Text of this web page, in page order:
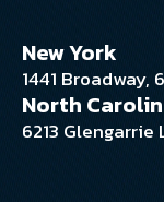
New York
1441 Broadway,
North
6213